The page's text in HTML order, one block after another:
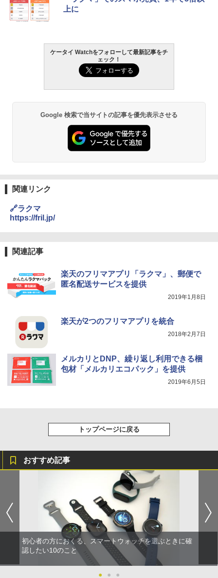
上に
ケータイ Watchをフォローして最新記事をチ
ェック！
Google 検索で当サイトの記事を優先表示させる
関連リンク
🔗ラクマ
https://fril.jp/
関連記事
楽天のフリマアプリ「ラクマ」、郵便で
匿名配送サービスを提供
2019年1月8日
楽天が2つのフリマアプリを統合
2018年2月7日
メルカリとDNP、繰り返し利用できる梱
包材「メルカリエコパック」を提供
2019年6月5日
トップページに戻る
おすすめ記事
初心者の方におくる、スマートウォッチを選ぶときに確
認したい10のこと
● ● ●